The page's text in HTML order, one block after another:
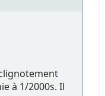
à 1/2000s. Il